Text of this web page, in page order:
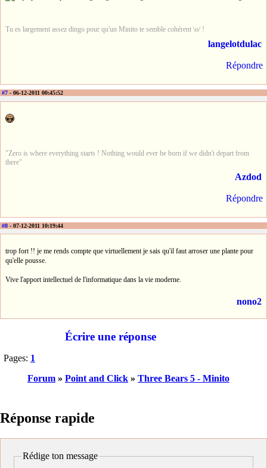
Tu es largement assez dingo pour qu'un Minito te semble cohérent \o/ !
langelotdulac
Répondre
#7 - 06-12-2011 00:45:52
"Zero is where everything starts ! Nothing would ever be born if we didn't depart from
there"
Azdod
Répondre
#8 - 07-12-2011 10:19:44
trop fort !! je me rends compte que virtuellement je sais qu'il faut arroser une plante pour
qu'elle pousse.
Vive l'apport intellectuel de l'informatique dans la vie moderne.
nono2
Écrire une réponse
Pages: 1
Forum » Point and Click » Three Bears 5 - Minito
Réponse rapide
Rédige ton message